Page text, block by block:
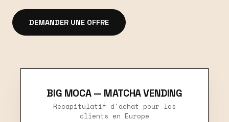
DEMANDER UNE OFFRE
BIG MOCA — MATCHA VENDING
Récapitulatif d'achat pour les
clients en Europe